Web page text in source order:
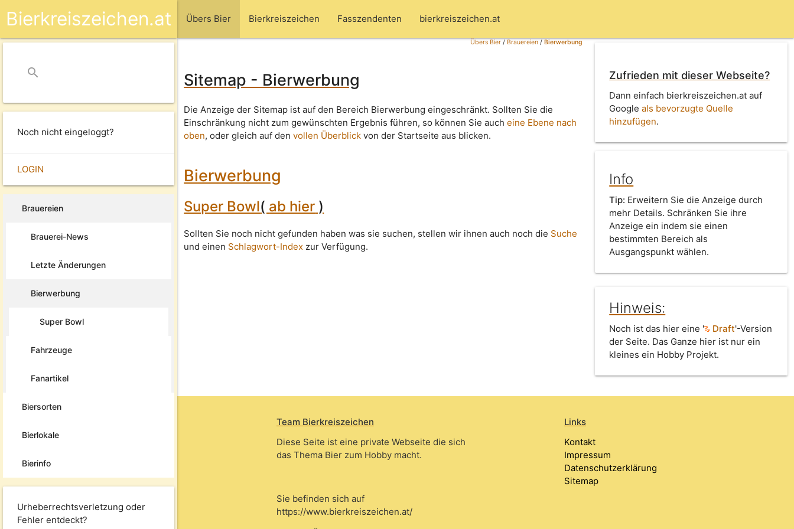
Übers Bier Bierkreiszeichen Fasszendenten bierkreiszeichen.at
Bierkreiszeichen.at
search
Noch nicht eingeloggt?
LOGIN
Brauereien
Brauerei-News
Letzte Änderungen
Bierwerbung
Super Bowl
Fahrzeuge
Fanartikel
Biersorten
Bierlokale
Bierinfo
Urheberrechtsverletzung oder
Fehler entdeckt?
Übers Bier/Brauereien/Bierwerbung
Sitemap - Bierwerbung
Die Anzeige der Sitemap ist auf den Bereich Bierwerbung eingeschränkt. Sollten Sie die
Einschränkung nicht zum gewünschten Ergebnis führen, so können Sie aucheine Ebene nach
oben, oder gleich auf denvollen Überblick von der Startseite aus blicken.
Bierwerbung
Super Bowl( ab hier )
Sollten Sie noch nicht gefunden haben was sie suchen, stellen wir ihnen auch noch die Suche
und einen Schlagwort-Index zur Verfügung.
Zufrieden mit dieser Webseite?
Dann einfach bierkreiszeichen.at auf
Googleals bevorzugte Quelle
hinzufügen.
Info
Tip: Erweitern Sie die Anzeige durch
mehr Details. Schränken Sie ihre
Anzeige ein indem sie einen
bestimmten Bereich als
Ausgangspunkt wählen.
Hinweis:
Noch ist das hier eine ' Draft'-Version
der Seite. Das Ganze hier ist nur ein
kleines ein Hobby Projekt.
Team Bierkreiszeichen
Diese Seite ist eine private Webseite die sich
das Thema Bier zum Hobby macht.
Sie befinden sich auf
https://www.bierkreiszeichen.at/
Links
Kontakt
Impressum
Datenschutzerklärung
Sitemap